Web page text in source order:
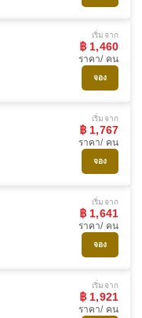
เริ่มจาก
฿ 1,460
ราคา/ คน
จอง
เริ่มจาก
฿ 1,767
ราคา/ คน
จอง
เริ่มจาก
฿ 1,641
ราคา/ คน
จอง
เริ่มจาก
฿ 1,921
ราคา/ คน